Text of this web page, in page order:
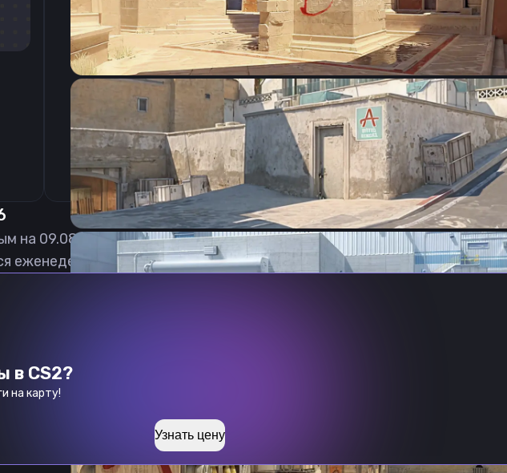
CSGO-PLfEZ-jUPhF-v7pfT-F2oMi-DeCcO
на 09.08.2026
еженедельно обновлять, чтобы вы могли играть с актуальными
в CS2?
на карту!
Узнать цену